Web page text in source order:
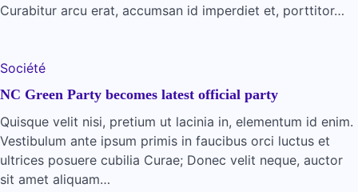
Curabitur arcu erat, accumsan id imperdiet et, porttitor…
Société
NC Green Party becomes latest official party
Quisque velit nisi, pretium ut lacinia in, elementum id enim.
Vestibulum ante ipsum primis in faucibus orci luctus et
ultrices posuere cubilia Curae; Donec velit neque, auctor
sit amet aliquam…